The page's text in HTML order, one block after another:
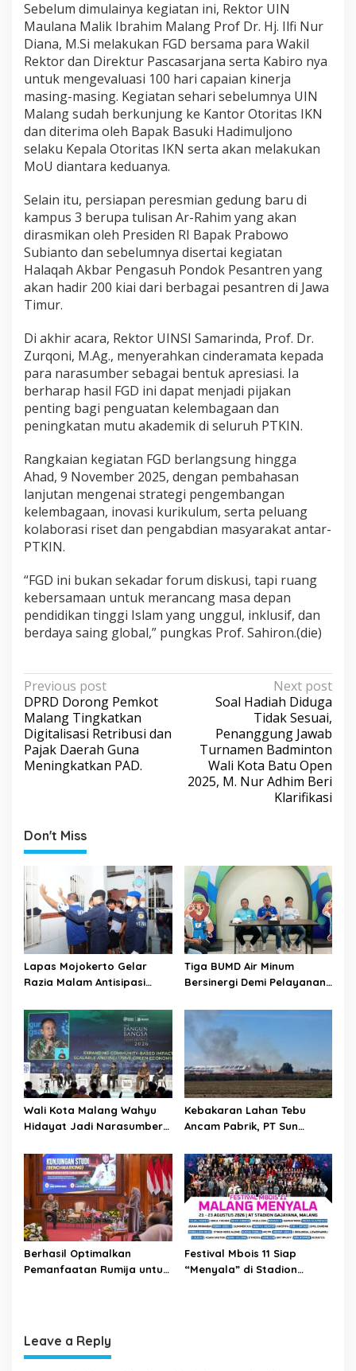
Sebelum dimulainya kegiatan ini, Rektor UIN
Maulana Malik Ibrahim Malang Prof Dr. Hj. Ilfi Nur
Diana, M.Si melakukan FGD bersama para Wakil
Rektor dan Direktur Pascasarjana serta Kabiro nya
untuk mengevaluasi 100 hari capaian kinerja
masing-masing. Kegiatan sehari sebelumnya UIN
Malang sudah berkunjung ke Kantor Otoritas IKN
dan diterima oleh Bapak Basuki Hadimuljono
selaku Kepala Otoritas IKN serta akan melakukan
MoU diantara keduanya.
Selain itu, persiapan peresmian gedung baru di
kampus 3 berupa tulisan Ar-Rahim yang akan
dirasmikan oleh Presiden RI Bapak Prabowo
Subianto dan sebelumnya disertai kegiatan
Halaqah Akbar Pengasuh Pondok Pesantren yang
akan hadir 200 kiai dari berbagai pesantren di Jawa
Timur.
Di akhir acara, Rektor UINSI Samarinda, Prof. Dr.
Zurqoni, M.Ag., menyerahkan cinderamata kepada
para narasumber sebagai bentuk apresiasi. Ia
berharap hasil FGD ini dapat menjadi pijakan
penting bagi penguatan kelembagaan dan
peningkatan mutu akademik di seluruh PTKIN.
Rangkaian kegiatan FGD berlangsung hingga
Ahad, 9 November 2025, dengan pembahasan
lanjutan mengenai strategi pengembangan
kelembagaan, inovasi kurikulum, serta peluang
kolaborasi riset dan pengabdian masyarakat antar-
PTKIN.
“FGD ini bukan sekadar forum diskusi, tapi ruang
kebersamaan untuk merancang masa depan
pendidikan tinggi Islam yang unggul, inklusif, dan
berdaya saing global,” pungkas Prof. Sahiron.(die)
P
o
s
t
n
i
g
a
t
i
o
n
Previous post
DPRD Dorong Pemkot
Malang Tingkatkan
Digitalisasi Retribusi dan
Pajak Daerah Guna
Meningkatkan PAD.
Next post
Soal Hadiah Diduga
Tidak Sesuai,
Penanggung Jawab
Turnamen Badminton
Wali Kota Batu Open
2025, M. Nur Adhim Beri
Klarifikasi
Don't Miss
Lapas Mojokerto Gelar
Razia Malam Antisipasi
Tiga BUMD Air Minum
Bersinergi Demi Pelayanan
Raya
Wali Kota Malang Wahyu
Hidayat Jadi Narasumber
Conference 2026
Kebakaran Lahan Tebu
Ancam Pabrik, PT Sun
Aman dan Nihil Korban
Berhasil Optimalkan
Pemanfaatan Rumija untuk
Festival Mbois 11 Siap
“Menyala” di Stadion
Leave a Reply